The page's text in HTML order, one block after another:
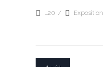
L20 Exposition